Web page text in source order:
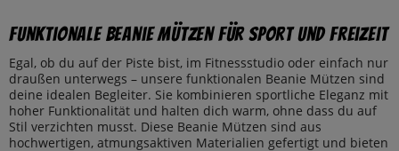
Funktionale Beanie Mützen für Sport und Freizeit
Egal, ob du auf der Piste bist, im Fitnessstudio oder einfach nur
draußen unterwegs – unsere funktionalen Beanie Mützen sind
deine idealen Begleiter. Sie kombinieren sportliche Eleganz mit
hoher Funktionalität und halten dich warm, ohne dass du auf
Stil verzichten musst. Diese Beanie Mützen sind aus
hochwertigen, atmungsaktiven Materialien gefertigt und bieten